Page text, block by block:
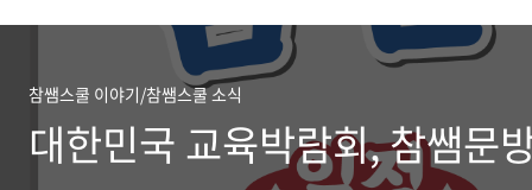
참쌤스쿨 이야기/참쌤스쿨 소식
대한민국 교육박람회, 참쌤문